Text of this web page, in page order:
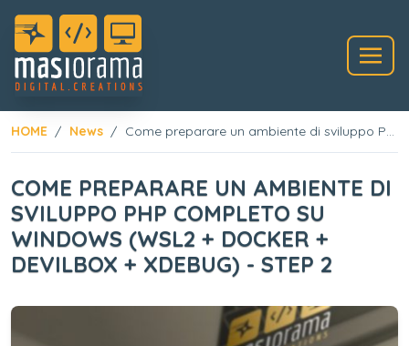
HOME News Come preparare un ambiente di sviluppo PHP completo su Windows (WSL2 + Docker + Devilbox + XDebug) - Step 2
COME PREPARARE UN AMBIENTE DI
SVILUPPO PHP COMPLETO SU
WINDOWS (WSL2 + DOCKER +
DEVILBOX + XDEBUG) - STEP 2